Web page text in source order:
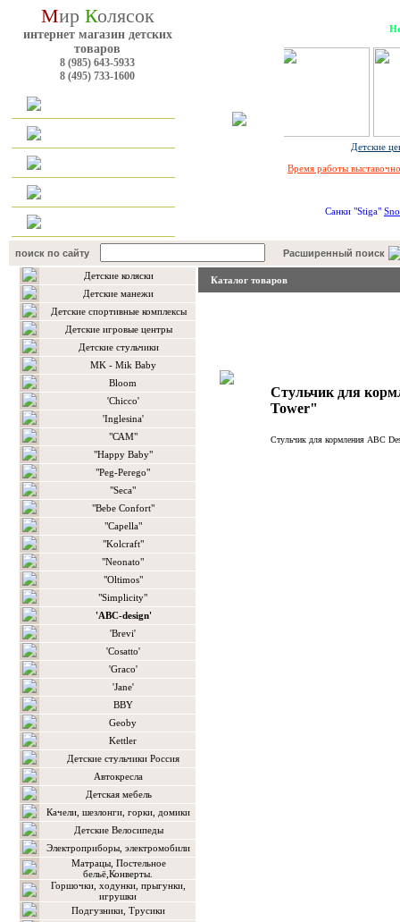
Мир Колясок
интернет магазин детских
товаров
8 (985) 643-5933
8 (495) 733-1600
Детские
Время работы
Cанки "Stiga"
поиск по сайту Расширенный поиск
Детские коляски
Детские манежи
Детские спортивные комплексы
Детские игровые центры
Детские стульчики
MK - Mik Baby
Bloom
'Chicco'
'Inglesina'
"САМ"
"Happy Baby"
"Peg-Perego"
"Seca"
"Bebe Confort"
"Capella"
"Kolcraft"
"Neonato"
"Oltimos"
"Simplicity"
'ABC-design'
'Brevi'
'Cosatto'
'Graco'
'Jane'
BBY
Geoby
Kettler
Детские стульчики Россия
Автокресла
Детская мебель
Качели, шезлонги, горки, домики
Детские Велосипеды
Электроприборы, электромобили
Матрацы, Постельное
бельё,Конверты.
Горшочки, ходунки, прыгунки,
игрушки
Подгузники, Трусики
Каталог товаров
Стульчик для
Tower"
Стульчик для кормления ABC